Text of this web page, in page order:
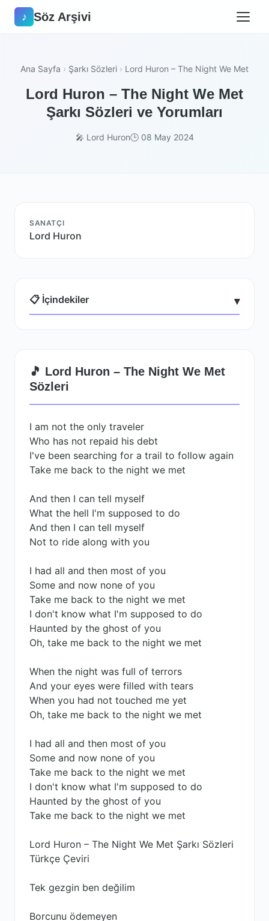
♪ Söz Arşivi
Ana Sayfa › Şarkı Sözleri › Lord Huron – The Night We Met
Lord Huron – The Night We Met
Şarkı Sözleri ve Yorumları
🎤 Lord Huron🕒 08 May 2024
SANATÇI
Lord Huron
📋 İçindekiler ▾
🎵 Lord Huron – The Night We Met
Sözleri
I am not the only traveler
Who has not repaid his debt
I've been searching for a trail to follow again
Take me back to the night we met
And then I can tell myself
What the hell I'm supposed to do
And then I can tell myself
Not to ride along with you
I had all and then most of you
Some and now none of you
Take me back to the night we met
I don't know what I'm supposed to do
Haunted by the ghost of you
Oh, take me back to the night we met
When the night was full of terrors
And your eyes were filled with tears
When you had not touched me yet
Oh, take me back to the night we met
I had all and then most of you
Some and now none of you
Take me back to the night we met
I don't know what I'm supposed to do
Haunted by the ghost of you
Take me back to the night we met
Lord Huron – The Night We Met Şarkı Sözleri
Türkçe Çeviri
Tek gezgin ben değilim
Borcunu ödemeyen